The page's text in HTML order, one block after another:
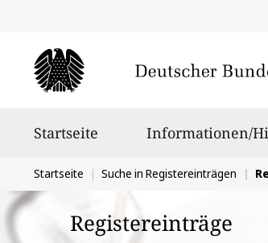
Startseite Informationen/
Sie
befinden
sich
Startseite Suche in Registereinträgen
Registereinträge